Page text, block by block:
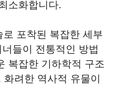
소화합니다.
포착된 복잡한 세부
들이 전통적인 방법
복잡한 기하학적 구조
려한 역사적 유물이